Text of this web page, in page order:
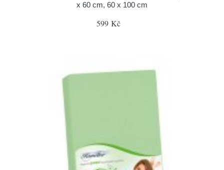
x 60 cm, 60 x 100 cm
599 Kč